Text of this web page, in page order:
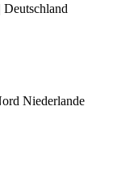
Deutschland
Niederlande